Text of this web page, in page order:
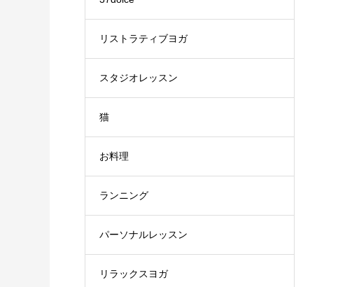
リストラティブヨガ
スタジオレッスン
猫
お料理
ランニング
パーソナルレッスン
リラックスヨガ